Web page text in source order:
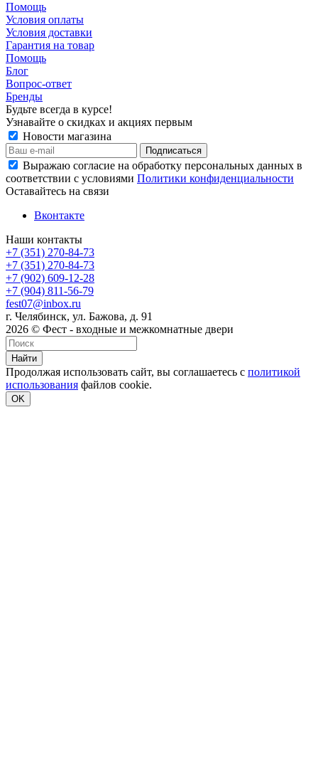
Помощь
Условия оплаты
Условия доставки
Гарантия на товар
Помощь
Блог
Вопрос-ответ
Бренды
Будьте всегда в курсе!
Узнавайте о скидках и акциях первым
Новости магазина
Выражаю согласие на обработку персональных данных в
соответствии с условиями Политики конфиденциальности
Оставайтесь на связи
Вконтакте
Наши контакты
+7 (351) 270-84-73
+7 (351) 270-84-73
+7 (902) 609-12-28
+7 (904) 811-56-79
fest07@inbox.ru
г. Челябинск, ул. Бажова, д. 91
2026 © Фест - входные и межкомнатные двери
Найти
Продолжая использовать сайт, вы соглашаетесь с политикой
использования файлов cookie.
OK